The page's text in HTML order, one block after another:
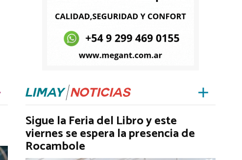
Sigue la Feria del Libro y este
viernes se espera la presencia de
Rocambole